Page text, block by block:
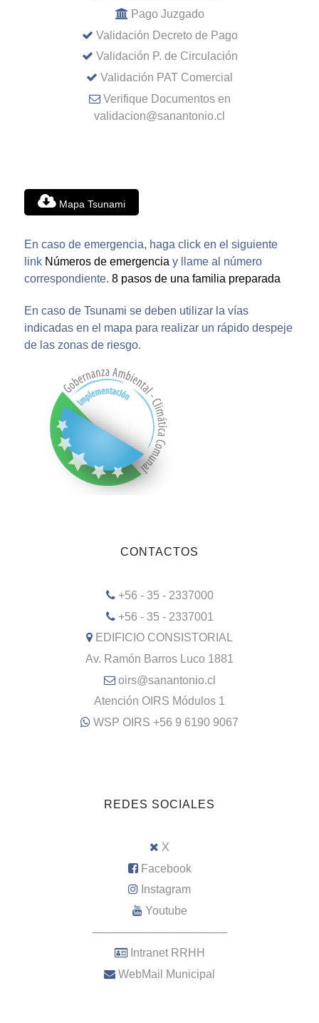
Pago Juzgado
Validación Decreto de Pago
Validación P. de Circulación
Validación PAT Comercial
Verifique Documentos en
validacion@sanantonio.cl
Mapa Tsunami
En caso de emergencia, haga click en el siguiente
link Números de emergencia y llame al número
correspondiente. 8 pasos de una familia preparada
En caso de Tsunami se deben utilizar la vías
indicadas en el mapa para realizar un rápido despeje
de las zonas de riesgo.
CONTACTOS
+56 - 35 - 2337000
+56 - 35 - 2337001
EDIFICIO CONSISTORIAL
Av. Ramón Barros Luco 1881
oirs@sanantonio.cl
Atención OIRS Módulos 1
WSP OIRS +56 9 6190 9067
REDES SOCIALES
X
Facebook
Instagram
Youtube
–––––––––––––––––––––
Intranet RRHH
WebMail Municipal